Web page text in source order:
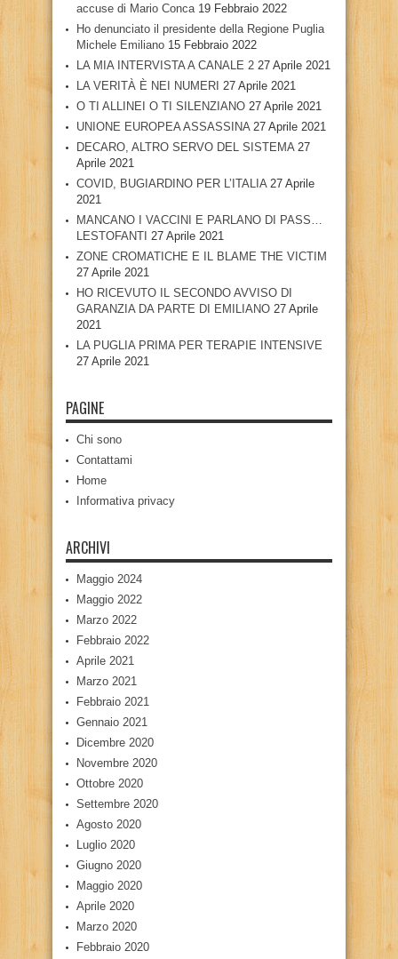
accuse di Mario Conca 19 Febbraio 2022
Ho denunciato il presidente della Regione Puglia
Michele Emiliano 15 Febbraio 2022
LA MIA INTERVISTA A CANALE 2 27 Aprile 2021
LA VERITÀ È NEI NUMERI 27 Aprile 2021
O TI ALLINEI O TI SILENZIANO 27 Aprile 2021
UNIONE EUROPEA ASSASSINA 27 Aprile 2021
DECARO, ALTRO SERVO DEL SISTEMA 27
Aprile 2021
COVID, BUGIARDINO PER L’ITALIA 27 Aprile
2021
MANCANO I VACCINI E PARLANO DI PASS…
LESTOFANTI 27 Aprile 2021
ZONE CROMATICHE E IL BLAME THE VICTIM
27 Aprile 2021
HO RICEVUTO IL SECONDO AVVISO DI
GARANZIA DA PARTE DI EMILIANO 27 Aprile
2021
LA PUGLIA PRIMA PER TERAPIE INTENSIVE
27 Aprile 2021
PAGINE
Chi sono
Contattami
Home
Informativa privacy
ARCHIVI
Maggio 2024
Maggio 2022
Marzo 2022
Febbraio 2022
Aprile 2021
Marzo 2021
Febbraio 2021
Gennaio 2021
Dicembre 2020
Novembre 2020
Ottobre 2020
Settembre 2020
Agosto 2020
Luglio 2020
Giugno 2020
Maggio 2020
Aprile 2020
Marzo 2020
Febbraio 2020